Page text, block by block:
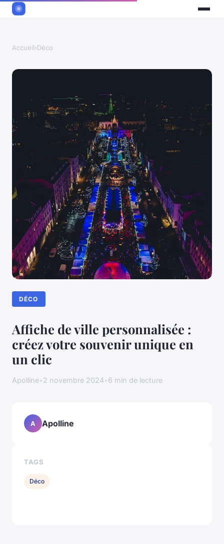
Accueil›Déco
DÉCO
Affiche de ville personnalisée :
créez votre souvenir unique en
un clic
Apolline•2 novembre 2024•6 min de lecture
A Apolline
TAGS
Déco